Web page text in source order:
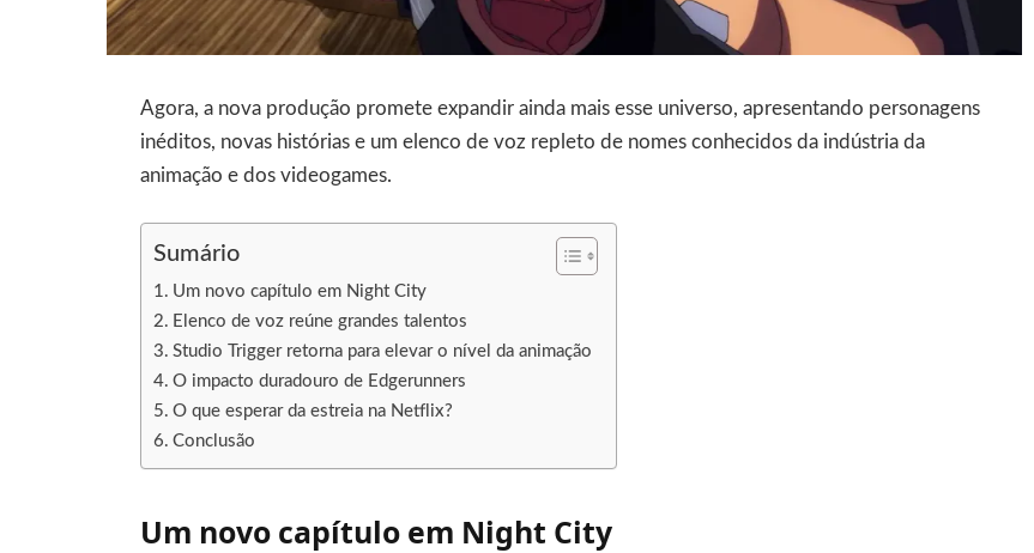
Agora, a nova produção promete expandir ainda mais esse universo, apresentando personagens
inéditos, novas histórias e um elenco de voz repleto de nomes conhecidos da indústria da
animação e dos videogames.
Sumário
Um novo capítulo em Night City
Elenco de voz reúne grandes talentos
Studio Trigger retorna para elevar o nível da animação
O impacto duradouro de Edgerunners
O que esperar da estreia na Netflix?
Conclusão
Um novo capítulo em Night City